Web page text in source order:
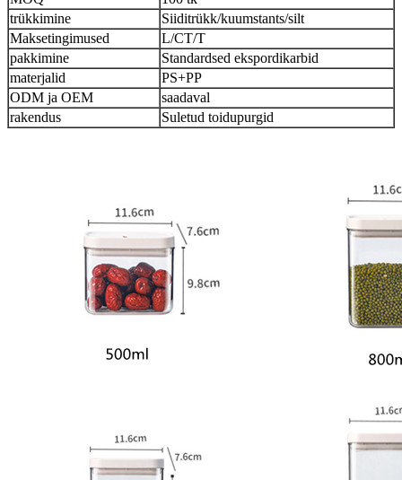
trükkimine
Siiditrükk/kuumstants/silt
Maksetingimused
L/CT/T
pakkimine
Standardsed ekspordikarbid
materjalid
PS+PP
ODM ja OEM
saadaval
rakendus
Suletud toidupurgid